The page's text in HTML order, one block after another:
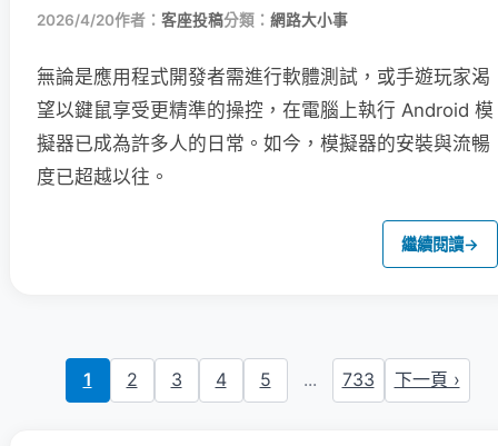
2026/4/20作者： 客座投稿分類： 網路大小事
無論是應用程式開發者需進行軟體測試，或手遊玩家渴
望以鍵鼠享受更精準的操控，在電腦上執行 Android 模
擬器已成為許多人的日常。如今，模擬器的安裝與流暢
度已超越以往。
繼續閱讀→
1 2 3 4 5 ... 733 下一頁 ›